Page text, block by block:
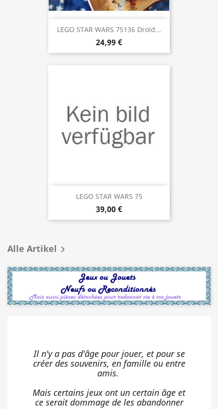
LEGO STAR WARS 75136 Droïd...
24,99 €
LEGO STAR WARS 75
39,00 €
Alle Artikel 
Il n'y a pas d'âge pour jouer, et pour se
créer des souvenirs, en famille ou entre
amis.
Mais certains jeux ont un certain âge et
ce serait dommage de les abandonner